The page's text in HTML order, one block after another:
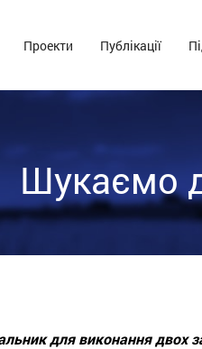
Проекти Публікації
Шукаємо
для виконання двох